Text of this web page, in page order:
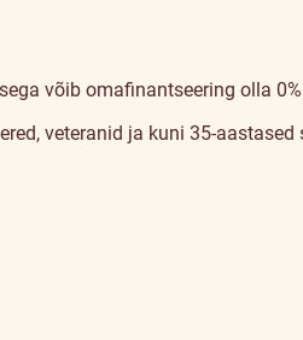
võib omafinantseering olla
veteranid ja kuni 35-aastased